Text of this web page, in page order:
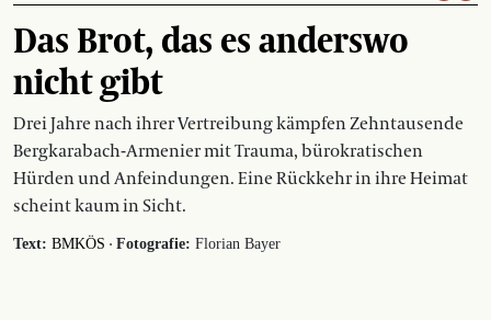
Das Brot, das es anderswo
nicht gibt
Drei Jahre nach ihrer Vertreibung kämpfen Zehntausende
Bergkarabach-Armenier mit Trauma, bürokratischen
Hürden und Anfeindungen. Eine Rückkehr in ihre Heimat
scheint kaum in Sicht.
Text: BMKÖS · Fotografie: Florian Bayer